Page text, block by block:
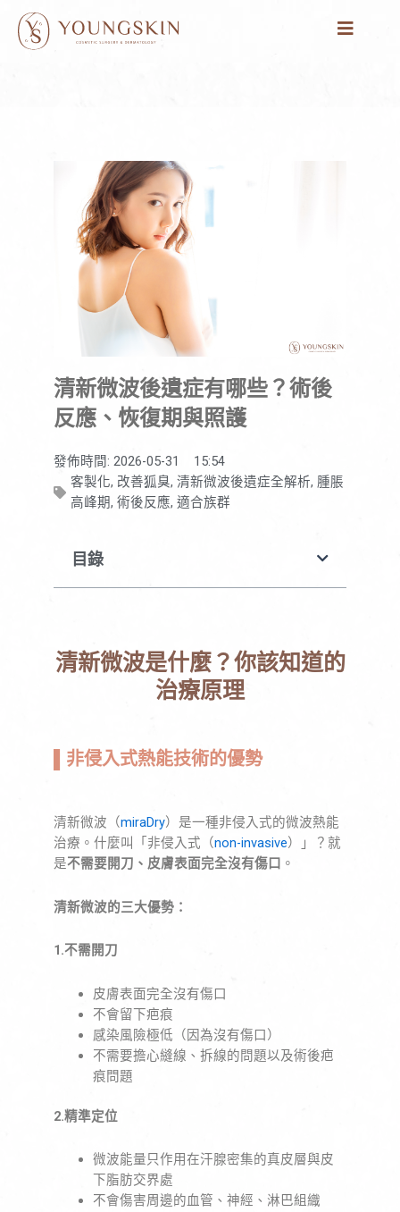
清新微波後遺症有哪些？術後
反應、恢復期與照護
發佈時間: 2026-05-31
15:54
客製化, 改善狐臭, 清新微波後遺症全解析, 腫脹
高峰期, 術後反應, 適合族群
目錄
清新微波是什麼？你該知道的
治療原理
非侵入式熱能技術的優勢
清新微波（miraDry）是一種非侵入式的微波熱能
治療。什麼叫「非侵入式（non-invasive）」？就
是不需要開刀、皮膚表面完全沒有傷口 。
清新微波的三大優勢：
1.不需開刀
皮膚表面完全沒有傷口
不會留下疤痕
感染風險極低（因為沒有傷口）
不需要擔心縫線、拆線的問題以及術後疤
痕問題
2.精準定位
微波能量只作用在汗腺密集的真皮層與皮
下脂肪交界處
不會傷害周邊的血管、神經、淋巴組織